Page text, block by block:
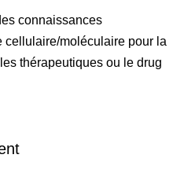
connaissances
cellulaire/moléculaire pour la
thérapeutiques ou le drug